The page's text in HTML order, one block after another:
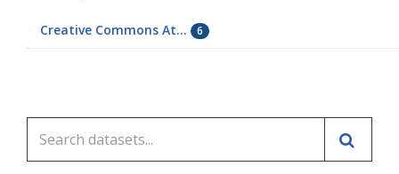
Creative Commons At... 6